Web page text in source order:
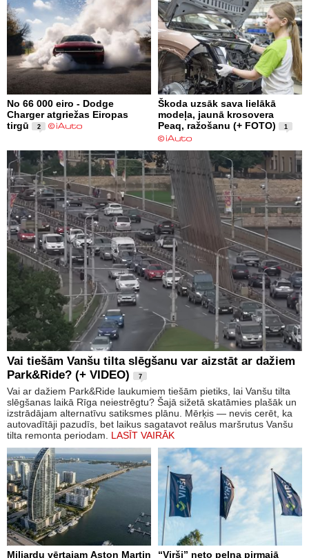
No 66 000 eiro - Dodge
Charger atgriežas Eiropas
tirgū
2
Škoda uzsāk sava lielākā
modeļa, jaunā krosovera
Peaq, ražošanu (+ FOTO)
1
Vai tiešām Vanšu tilta slēgšanu var aizstāt ar dažiem
Park&Ride? (+ VIDEO)
7
Vai ar dažiem Park&Ride laukumiem tiešām pietiks, lai Vanšu tilta
slēgšanas laikā Rīga neiestrēgtu? Šajā sižetā skatāmies plašāk un
izstrādājam alternatīvu satiksmes plānu. Mērķis — nevis cerēt, ka
autovadītāji pazudīs, bet laikus sagatavot reālus maršrutus Vanšu
tilta remonta periodam. LASĪT VAIRĀK
Miljardu vērtajam Aston Martin “Virši” neto peļņa pirmajā